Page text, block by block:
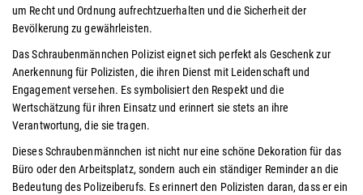
um Recht und Ordnung aufrechtzuerhalten und die Sicherheit der
Bevölkerung zu gewährleisten.
Das Schraubenmännchen Polizist eignet sich perfekt als Geschenk zur
Anerkennung für Polizisten, die ihren Dienst mit Leidenschaft und
Engagement versehen. Es symbolisiert den Respekt und die
Wertschätzung für ihren Einsatz und erinnert sie stets an ihre
Verantwortung, die sie tragen.
Dieses Schraubenmännchen ist nicht nur eine schöne Dekoration für das
Büro oder den Arbeitsplatz, sondern auch ein ständiger Reminder an die
Bedeutung des Polizeiberufs. Es erinnert den Polizisten daran, dass er ein